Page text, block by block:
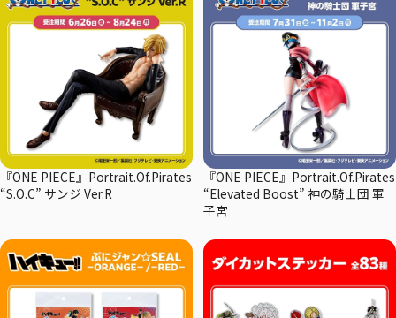
『ONE PIECE』Portrait.Of.Pirates
“S.O.C” サンジ Ver.R
『ONE PIECE』Portrait.Of.Pirates
“Elevated Boost” 神の騎士団 軍
子宮